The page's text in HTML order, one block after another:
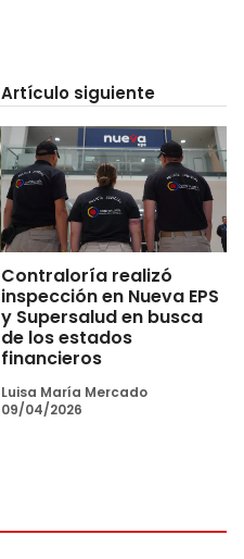
Artículo siguiente
Contraloría realizó
inspección en Nueva EPS
y Supersalud en busca
de los estados
financieros
Luisa María Mercado
09/04/2026